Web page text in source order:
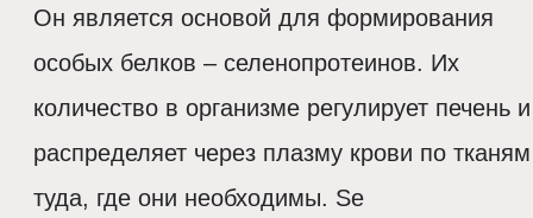
Он является основой для формирования
особых белков – селенопротеинов. Их
количество в организме регулирует печень и
распределяет через плазму крови по тканям
туда, где они необходимы. Se